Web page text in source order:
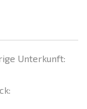
Unterkunft: